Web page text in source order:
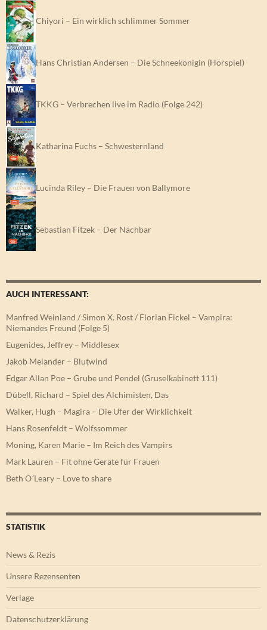
Chiyori – Ein wirklich schlimmer Sommer
Hans Christian Andersen – Die Schneekönigin (Hörspiel)
TKKG – Verbrechen live im Radio (Folge 242)
Katharina Fuchs – Schwesternland
Lucinda Riley – Die Frauen von Ballymore
Sebastian Fitzek – Der Nachbar
AUCH INTERESSANT:
Manfred Weinland / Simon X. Rost / Florian Fickel – Vampira:
Niemandes Freund (Folge 5)
Eugenides, Jeffrey – Middlesex
Jakob Melander – Blutwind
Edgar Allan Poe – Grube und Pendel (Gruselkabinett 111)
Dübell, Richard – Spiel des Alchimisten, Das
Walker, Hugh – Magira – Die Ufer der Wirklichkeit
Hans Rosenfeldt – Wolfssommer
Moning, Karen Marie – Im Reich des Vampirs
Mark Lauren – Fit ohne Geräte für Frauen
Beth O´Leary – Love to share
STATISTIK
News & Rezis
Unsere Rezensenten
Verlage
Datenschutzerklärung